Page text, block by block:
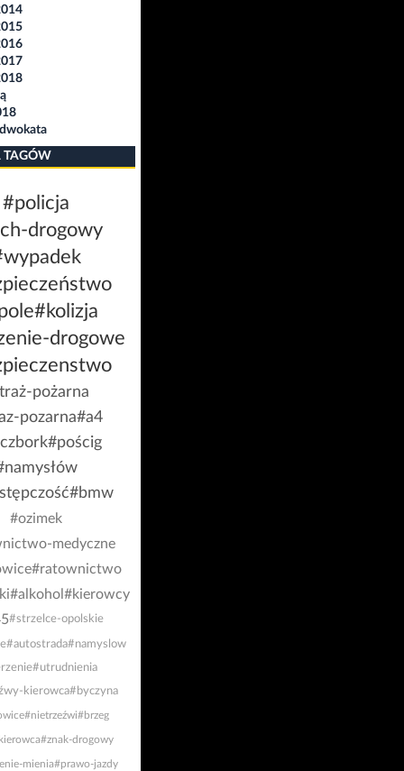
TAGÓW
#policja
drogowy
#kolizja
drogowe
pożarna
pozarna#a4
#pościg
#bmw
#ozimek
medyczne
#ratownictwo
#alkohol #kierowcy
#strzelce-opolskie
#autostrada#namyslow
#utrudnienia
kierowca#byczyna
#nietrzeźwi#brzeg
#znak-drogowy
mienia#prawo-jazdy